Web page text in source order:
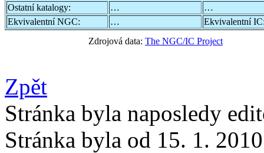
Ostatní katalogy:
…
…
Ekvivalentní NGC:
…
Ekvivalentní
Zdrojová data: The NGC/IC Project
Zpět
Stránka byla naposledy
Stránka byla od 15. 1.